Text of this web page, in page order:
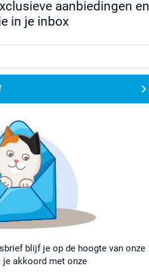
aanbiedingen en
in je inbox
blijf je op de hoogte van onze
je akkoord met onze